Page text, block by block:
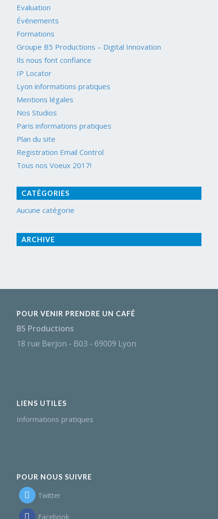
Evaluation
Événements
Formations
Groupe B5 Productions – Digital Innovation
Ils nous font confiance
IP Locator
Lyon informations pratiques
Mentions légales
Nos Studios
Paris informations pratiques
Plan du site
Registration Email Control
Tous nos Voeux 2017!
CATÉGORIES
Aucune catégorie
ARCHIVE
POUR VENIR PRENDRE UN CAFÉ
B5 Productions
18 rue Berjon - B03 - 69009 Lyon
LIENS UTILES
Informations pratiques
POUR NOUS SUIVRE
Twitter
Facebook